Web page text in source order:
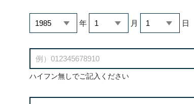
年 月 日
ハイフン無しでご記入ください